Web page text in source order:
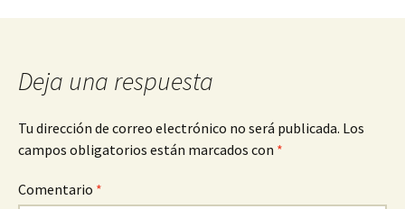
de
entradas
Deja una respuesta
Tu dirección de correo electrónico no será publicada. Los
campos obligatorios están marcados con *
Comentario *